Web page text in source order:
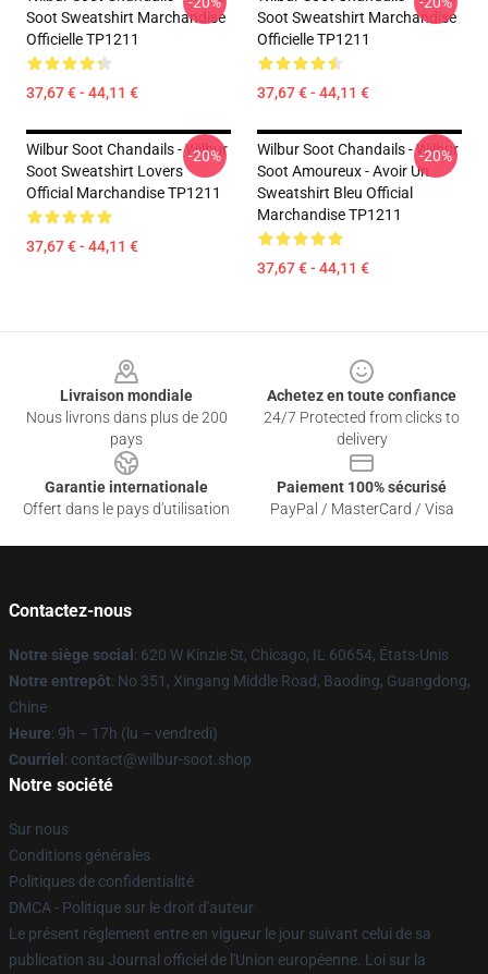
Soot Sweatshirt Marchandise
Officielle TP1211
37,67 € - 44,11 €
Soot Sweatshirt Marchandise
Officielle TP1211
37,67 € - 44,11 €
Wilbur Soot Chandails - Wilbur
Soot Sweatshirt Lovers
Official Marchandise TP1211
37,67 € - 44,11 €
-20%
Wilbur Soot Chandails - Wilbur
Soot Amoureux - Avoir Un
Sweatshirt Bleu Official
Marchandise TP1211
37,67 € - 44,11 €
-20%
Livraison mondiale
Nous livrons dans plus de 200
pays
Achetez en toute confiance
24/7 Protected from clicks to
delivery
Garantie internationale
Offert dans le pays d'utilisation
Paiement 100% sécurisé
PayPal / MasterCard / Visa
Contactez-nous
Notre siège social : 620 W Kinzie St, Chicago, IL 60654, États-Unis
Notre entrepôt: No 351, Xingang Middle Road, Baoding, Guangdong,
Chine
Heure: 9h – 17h (lu – vendredi)
Courriel : contact@wilbur-soot.shop
Notre société
Sur nous
Conditions générales
Politiques de confidentialité
DMCA - Politique sur le droit d'auteur
Le présent règlement entre en vigueur le jour suivant celui de sa
publication au Journal officiel de l'Union européenne. Loi sur la